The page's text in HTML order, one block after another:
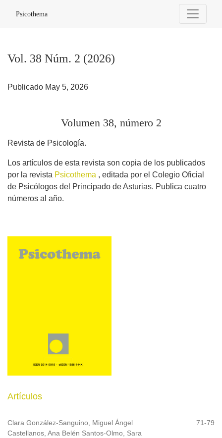
Psicothema
Vol. 38 Núm. 2 (2026)
Publicado May 5, 2026
Volumen 38, número 2
Revista de Psicología.
Los artículos de esta revista son copia de los publicados
por la revista Psicothema , editada por el Colegio Oficial
de Psicólogos del Principado de Asturias. Publica cuatro
números al año.
Artículos
Clara González-Sanguino, Miguel Ángel
Castellanos, Ana Belén Santos-Olmo, Sara
71-79